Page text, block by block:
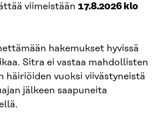
viimeistään 17.8.2026 klo
hakemukset hyvissä
Sitra ei vastaa mahdollisten
häiriöiden vuoksi viivästyneistä
jälkeen saapuneita